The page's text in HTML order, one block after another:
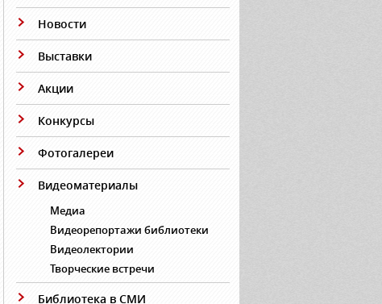
Новости
Выставки
Акции
Конкурсы
Фотогалереи
Видеоматериалы
Медиа
Видеорепортажи библиотеки
Видеолектории
Творческие встречи
Библиотека в СМИ